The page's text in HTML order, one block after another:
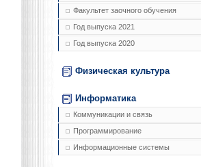
Факультет заочного обучения
Год выпуска 2021
Год выпуска 2020
Физическая культура
Информатика
Коммуникации и связь
Программирование
Информационные системы